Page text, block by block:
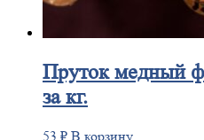
Прутокмедный ф
за кг.
53 ₽ В корзину